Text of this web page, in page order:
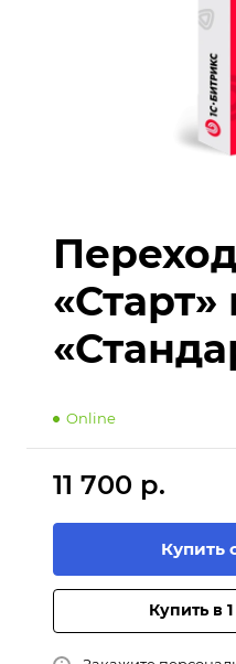
«Старт»
Online
11 700 р.
Купить
Купить в